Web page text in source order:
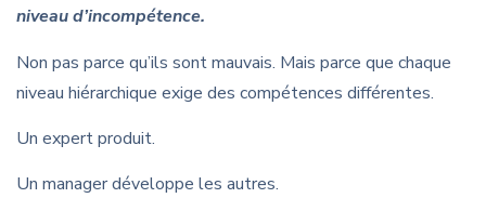
niveau d’incompétence.
Non pas parce qu’ils sont mauvais. Mais parce que chaque
niveau hiérarchique exige des compétences différentes.
Un expert produit.
Un manager développe les autres.